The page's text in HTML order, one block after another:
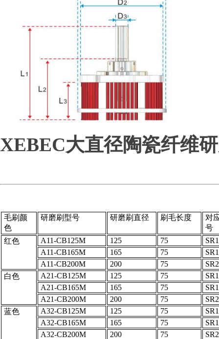
XEBEC大直径陶瓷纤维
毛刷颜
色
研磨刷型号 研磨刷直径 刷毛长度
对
号
红色
A11-CB125M 125 75
A11-CB165M
165 75
A11-CB200M
200 75
白色
A21-CB125M 125 75
A21-CB165M
165 75
A21-CB200M
200 75
蓝色
A32-CB125M 125 75
A32-CB165M
165 75
A32-CB200M
200 75